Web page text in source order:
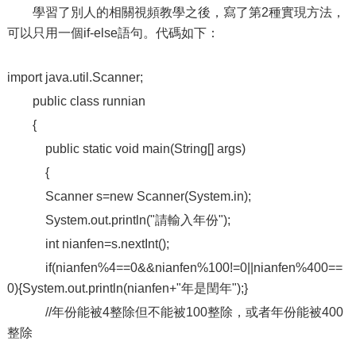
學習了別人的相關視頻教學之後，寫了第2種實現方法，
可以只用一個if-else語句。代碼如下：
import java.util.Scanner;
public class runnian
{
public static void main(String[] args)
{
Scanner s=new Scanner(System.in);
System.out.println("請輸入年份");
int nianfen=s.nextInt();
if(nianfen%4==0&&nianfen%100!=0||nianfen%400==
0){System.out.println(nianfen+"年是閏年");}
//年份能被4整除但不能被100整除，或者年份能被400
整除